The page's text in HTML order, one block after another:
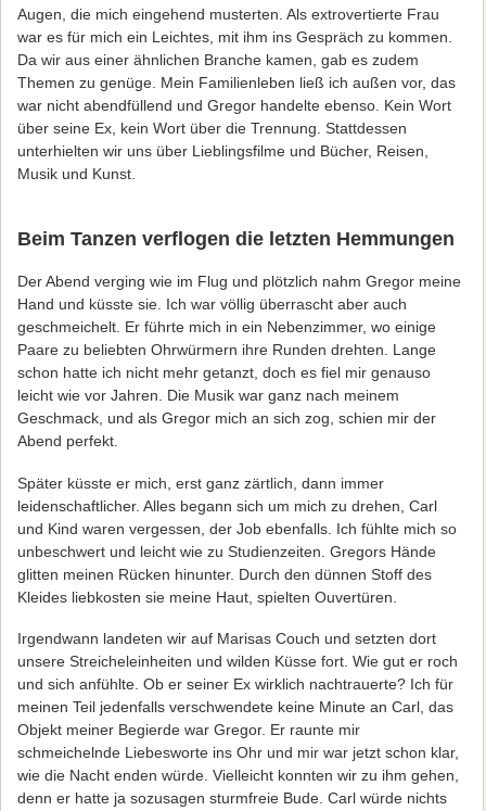
Augen, die mich eingehend musterten. Als extrovertierte Frau
war es für mich ein Leichtes, mit ihm ins Gespräch zu kommen.
Da wir aus einer ähnlichen Branche kamen, gab es zudem
Themen zu genüge. Mein Familienleben ließ ich außen vor, das
war nicht abendfüllend und Gregor handelte ebenso. Kein Wort
über seine Ex, kein Wort über die Trennung. Stattdessen
unterhielten wir uns über Lieblingsfilme und Bücher, Reisen,
Musik und Kunst.
Beim Tanzen verflogen die letzten Hemmungen
Der Abend verging wie im Flug und plötzlich nahm Gregor meine
Hand und küsste sie. Ich war völlig überrascht aber auch
geschmeichelt. Er führte mich in ein Nebenzimmer, wo einige
Paare zu beliebten Ohrwürmern ihre Runden drehten. Lange
schon hatte ich nicht mehr getanzt, doch es fiel mir genauso
leicht wie vor Jahren. Die Musik war ganz nach meinem
Geschmack, und als Gregor mich an sich zog, schien mir der
Abend perfekt.
Später küsste er mich, erst ganz zärtlich, dann immer
leidenschaftlicher. Alles begann sich um mich zu drehen, Carl
und Kind waren vergessen, der Job ebenfalls. Ich fühlte mich so
unbeschwert und leicht wie zu Studienzeiten. Gregors Hände
glitten meinen Rücken hinunter. Durch den dünnen Stoff des
Kleides liebkosten sie meine Haut, spielten Ouvertüren.
Irgendwann landeten wir auf Marisas Couch und setzten dort
unsere Streicheleinheiten und wilden Küsse fort. Wie gut er roch
und sich anfühlte. Ob er seiner Ex wirklich nachtrauerte? Ich für
meinen Teil jedenfalls verschwendete keine Minute an Carl, das
Objekt meiner Begierde war Gregor. Er raunte mir
schmeichelnde Liebesworte ins Ohr und mir war jetzt schon klar,
wie die Nacht enden würde. Vielleicht konnten wir zu ihm gehen,
denn er hatte ja sozusagen sturmfreie Bude. Carl würde nichts